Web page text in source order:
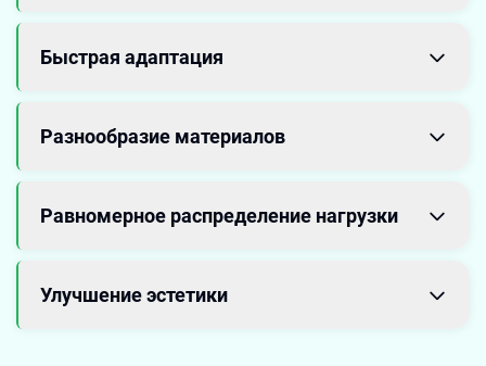
Быстрая адаптация
Разнообразие материалов
Равномерное распределение нагрузки
Улучшение эстетики